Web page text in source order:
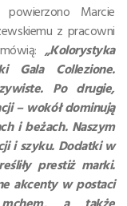
Marcie
z pracowni
„Kolorystyka
Gala Collezione.
Po drugie,
– wokół dominują
i beżach. Naszym
i szyku. Dodatki w
prestiż marki.
akcenty w postaci